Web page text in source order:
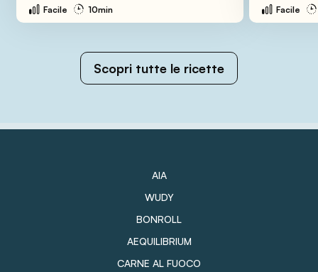
Facile 10min Facile
Scopri tutte le ricette
AIA
WUDY
BONROLL
AEQUILIBRIUM
CARNE AL FUOCO